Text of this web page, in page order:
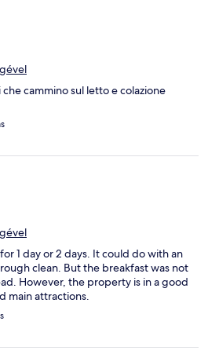
cammino sul letto e colazione
1 day or 2 days. It could do with an
clean. But the breakfast was not
However, the property is in a good
main attractions.